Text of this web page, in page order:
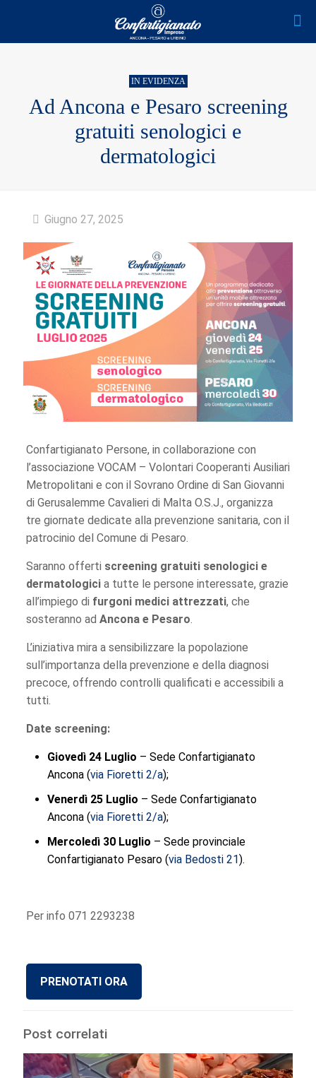
IN EVIDENZA
Ad Ancona e Pesaro screening
gratuiti senologici e
dermatologici
Giugno 27, 2025
Confartigianato Persone, in collaborazione con
l’associazione VOCAM – Volontari Cooperanti Ausiliari
Metropolitani e con il Sovrano Ordine di San Giovanni
di Gerusalemme Cavalieri di Malta O.S.J., organizza
tre giornate dedicate alla prevenzione sanitaria, con il
patrocinio del Comune di Pesaro.
Saranno offerti screening gratuiti senologici e
dermatologicia tutte le persone interessate, grazie
all’impiego di furgoni medici attrezzati, che
sosteranno ad Ancona e Pesaro.
L’iniziativa mira a sensibilizzare la popolazione
sull’importanza della prevenzione e della diagnosi
precoce, offrendo controlli qualificati e accessibili a
tutti.
Date screening:
Giovedì 24 Luglio – Sede Confartigianato
Ancona (via Fioretti 2/a);
Venerdì 25 Luglio – Sede Confartigianato
Ancona (via Fioretti 2/a);
Mercoledì 30 Luglio – Sede provinciale
Confartigianato Pesaro (via Bedosti 21).
Per info 071 2293238
PRENOTATI ORA
Post correlati